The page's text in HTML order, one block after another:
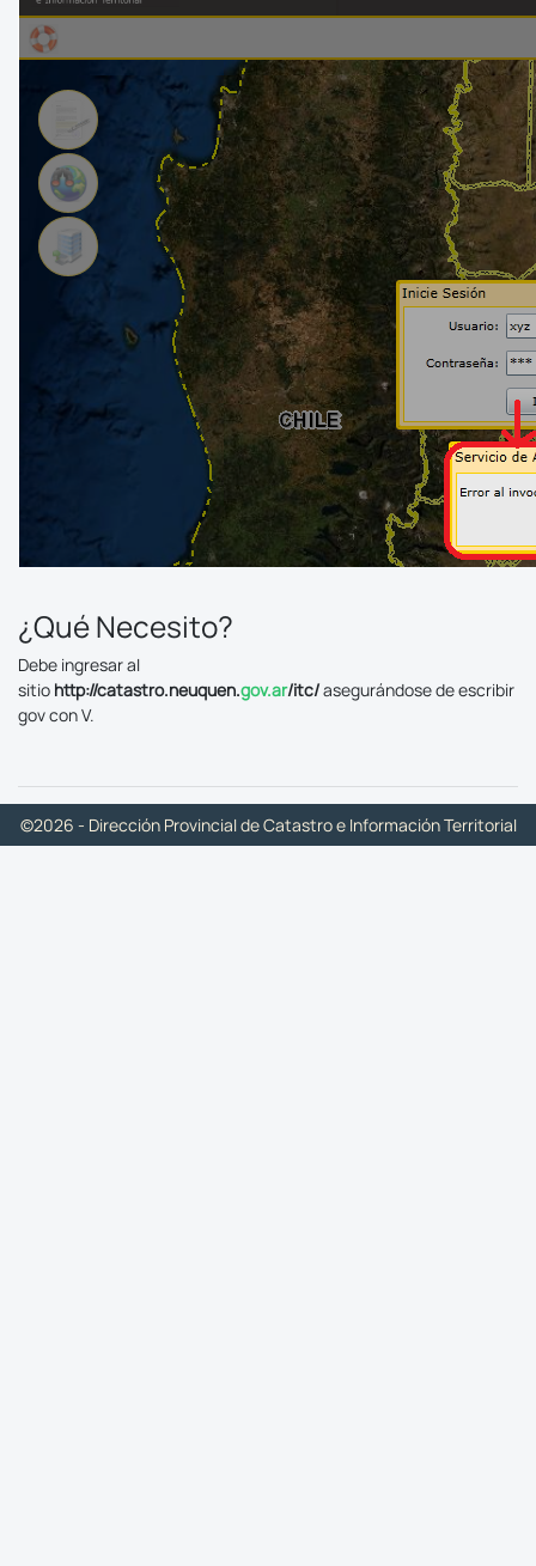
¿Qué Necesito?
Debe ingresar al
sitio http://catastro.neuquen.gov.ar/itc/asegurándose de escribir
gov con V.
©2026 - Dirección Provincial de Catastro e Información Territorial